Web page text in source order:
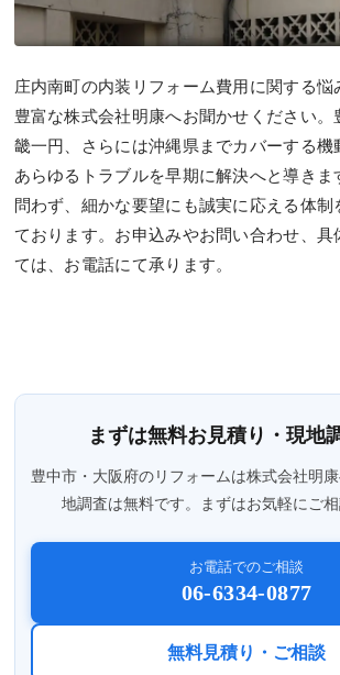
庄内南町の内装リフォーム費用に関する悩
豊富な株式会社明康へお聞かせください。
畿一円、さらには沖縄県までカバーする機
あらゆるトラブルを早期に解決へと導きま
問わず、細かな要望にも誠実に応える体制
ております。お申込みやお問い合わせ、具
ては、お電話にて承ります。
まずは無料お見積り・現地
豊中市・大阪府のリフォームは株式会社明
地調査は無料です。まずはお気軽にご相
お電話でのご相談
06-6334-0877
無料見積り・ご相談